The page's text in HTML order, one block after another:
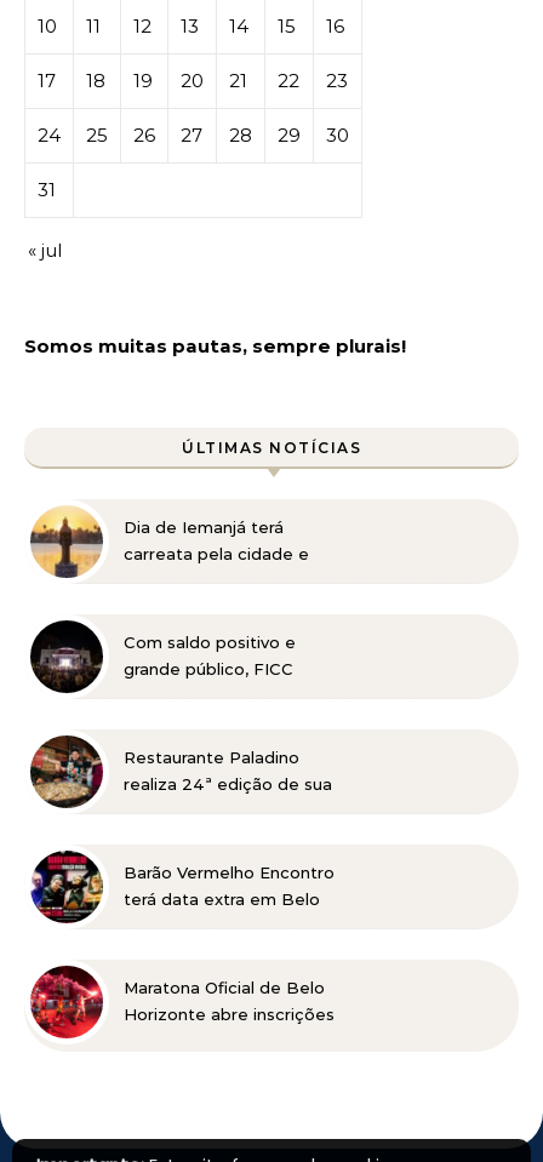
10 11 12 13 14 15 16
17 18 19 20 21 22 23
24 25 26 27 28 29 30
31
« jul
Somos muitas pautas, sempre plurais!
ÚLTIMAS NOTÍCIAS
Dia de Iemanjá terá
carreata pela cidade e
Com saldo positivo e
grande público, FICC
Restaurante Paladino
realiza 24ª edição de sua
cozinha ao vivo e open
bar completo
Barão Vermelho Encontro
terá data extra em Belo
Maratona Oficial de Belo
Horizonte abre inscrições